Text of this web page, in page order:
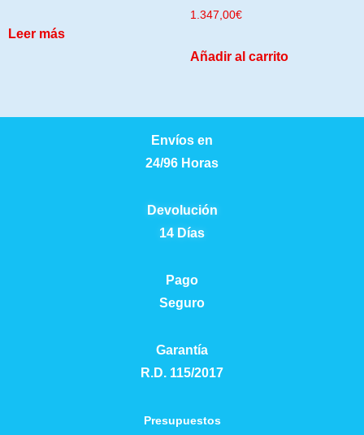
Leer más
1.347,00€
Añadir al carrito
Envíos en
24/96 Horas
Devolución
14 Días
Pago
Seguro
Garantía
R.D. 115/2017
Presupuestos